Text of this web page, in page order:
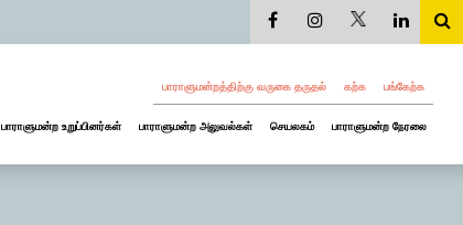
பாராளுமன்றத்திற்கு வருகை தருதல் கற்க பங்கேற்க
பாராளுமன்ற உறுப்பினர்கள் பாராளுமன்ற அலுவல்கள் செயலகம் பாராளுமன்ற நேரலை